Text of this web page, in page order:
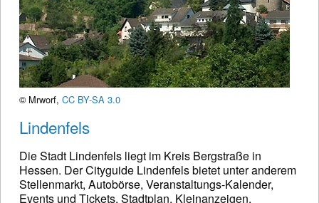
© Mrworf, CC BY-SA 3.0
Lindenfels
Die Stadt Lindenfels liegt im Kreis Bergstraße in
Hessen. Der Cityguide Lindenfels bietet unter anderem
Stellenmarkt, Autobörse, Veranstaltungs-Kalender,
Events und Tickets, Stadtplan, Kleinanzeigen,